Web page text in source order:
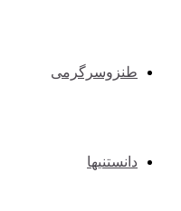
طنزوسرگرمی
دانستنیها